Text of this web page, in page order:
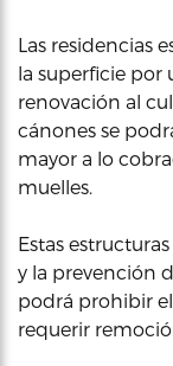
Las residencias
la superficie por
renovación al
cánones se
mayor a lo
muelles.
Estas
y la prevención
podrá prohibir
requerir